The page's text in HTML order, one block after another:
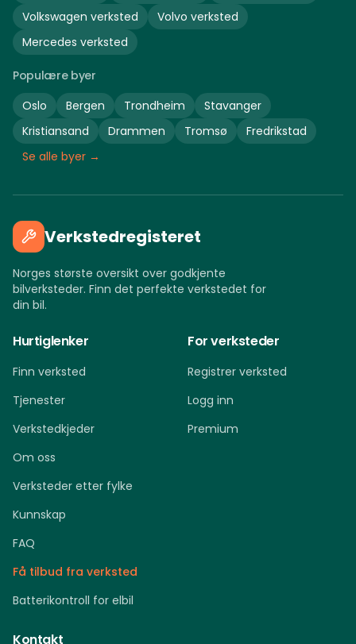
Volkswagen verksted Volvo verksted
Mercedes verksted
Populære byer
Oslo
Bergen Trondheim
Stavanger
Kristiansand
Drammen Tromsø
Fredrikstad
Se alle byer →
Verkstedregisteret
Norges største oversikt over godkjente
bilverksteder. Finn det perfekte verkstedet for
din bil.
Hurtiglenker
Finn verksted
Tjenester
Verkstedkjeder
Om oss
Verksteder etter fylke
Kunnskap
FAQ
Få tilbud fra verksted
Batterikontroll for elbil
For verksteder
Registrer verksted
Logg inn
Premium
Kontakt